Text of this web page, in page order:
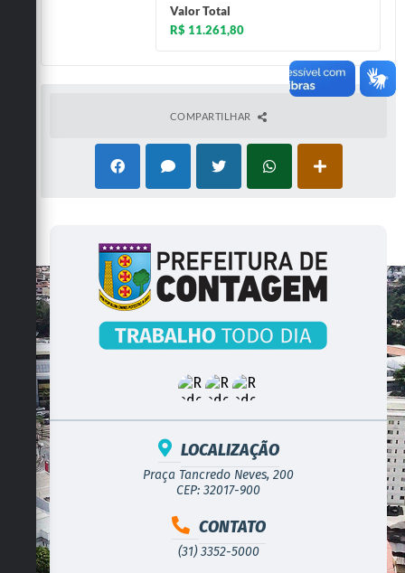
Valor Total
R$ 11.261,80
COMPARTILHAR
LOCALIZAÇÃO
Praça Tancredo Neves, 200
CEP: 32017-900
CONTATO
(31) 3352-5000